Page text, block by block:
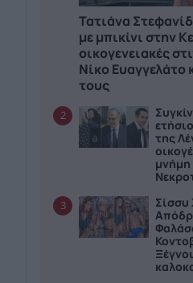
Τατιάνα
με μπικίνι στην
οικογενειακές
Νίκο Ευαγγελάτο
τους
2
της
μνήμη
3
Σίσσυ